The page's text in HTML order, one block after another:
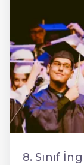
İngilizce
Dil
En Hızlı
En Kolay
En Ucuz
En
8. Sınıf